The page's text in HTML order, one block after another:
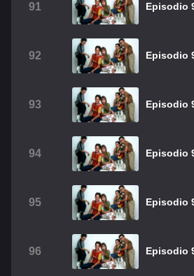
91 Episodio
92 Episodio
93 Episodio
94 Episodio
95 Episodio
96 Episodio